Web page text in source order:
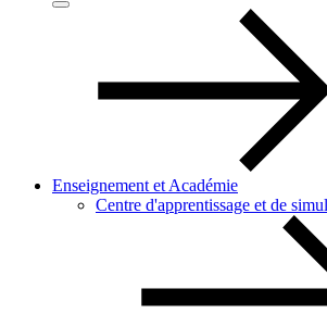
Enseignement et Académie
Centre d'apprentissage et de